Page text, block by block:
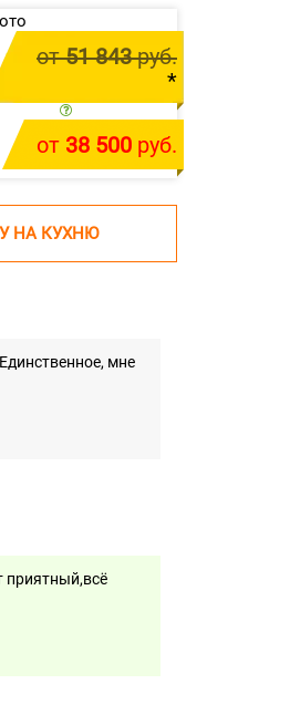
от51 843руб.
*
от 38 500 руб.
У меня есть проект
НА КУХНЮ
мне
приятный,всё